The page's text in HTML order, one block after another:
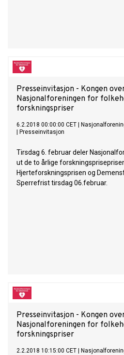
Presseinvitasjon - Kongen
Nasjonalforeningen for
forskningspriser
6.2.2018 00:00:00 CET
Presseinvitasjon
Tirsdag 6. februar deler
ut de to årlige
Hjerteforskningsprisen og
Sperrefrist tirsdag 06.februar.
Presseinvitasjon - Kongen
Nasjonalforeningen for
forskningspriser
2.2.2018 10:15:00 CET